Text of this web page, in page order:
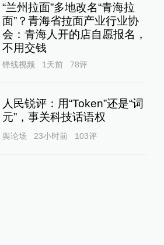
“兰州拉面”多地改名“青海拉
面”？青海省拉面产业行业协
会：青海人开的店自愿报名，
不用交钱
锋线视频 1天前 78评
人民锐评：用“Token”还是“词
元”，事关科技话语权
舆论场 23小时前 103评